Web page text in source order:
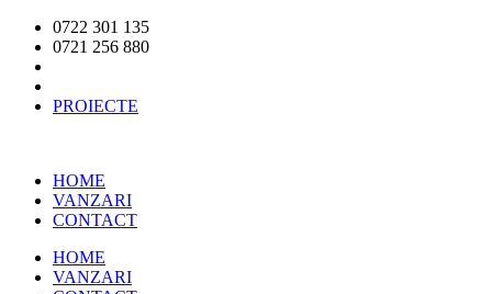
0722 301 135
0721 256 880
PROIECTE
HOME
VANZARI
CONTACT
HOME
VANZARI